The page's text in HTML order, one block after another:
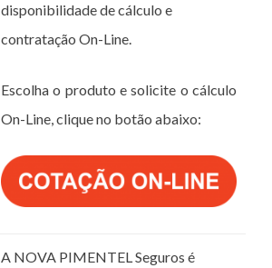
disponibilidade de cálculo e
contratação On-Line.
Escolha o produto e solicite o cálculo
On-Line, clique no botão abaixo:
A NOVA PIMENTEL Seguros é